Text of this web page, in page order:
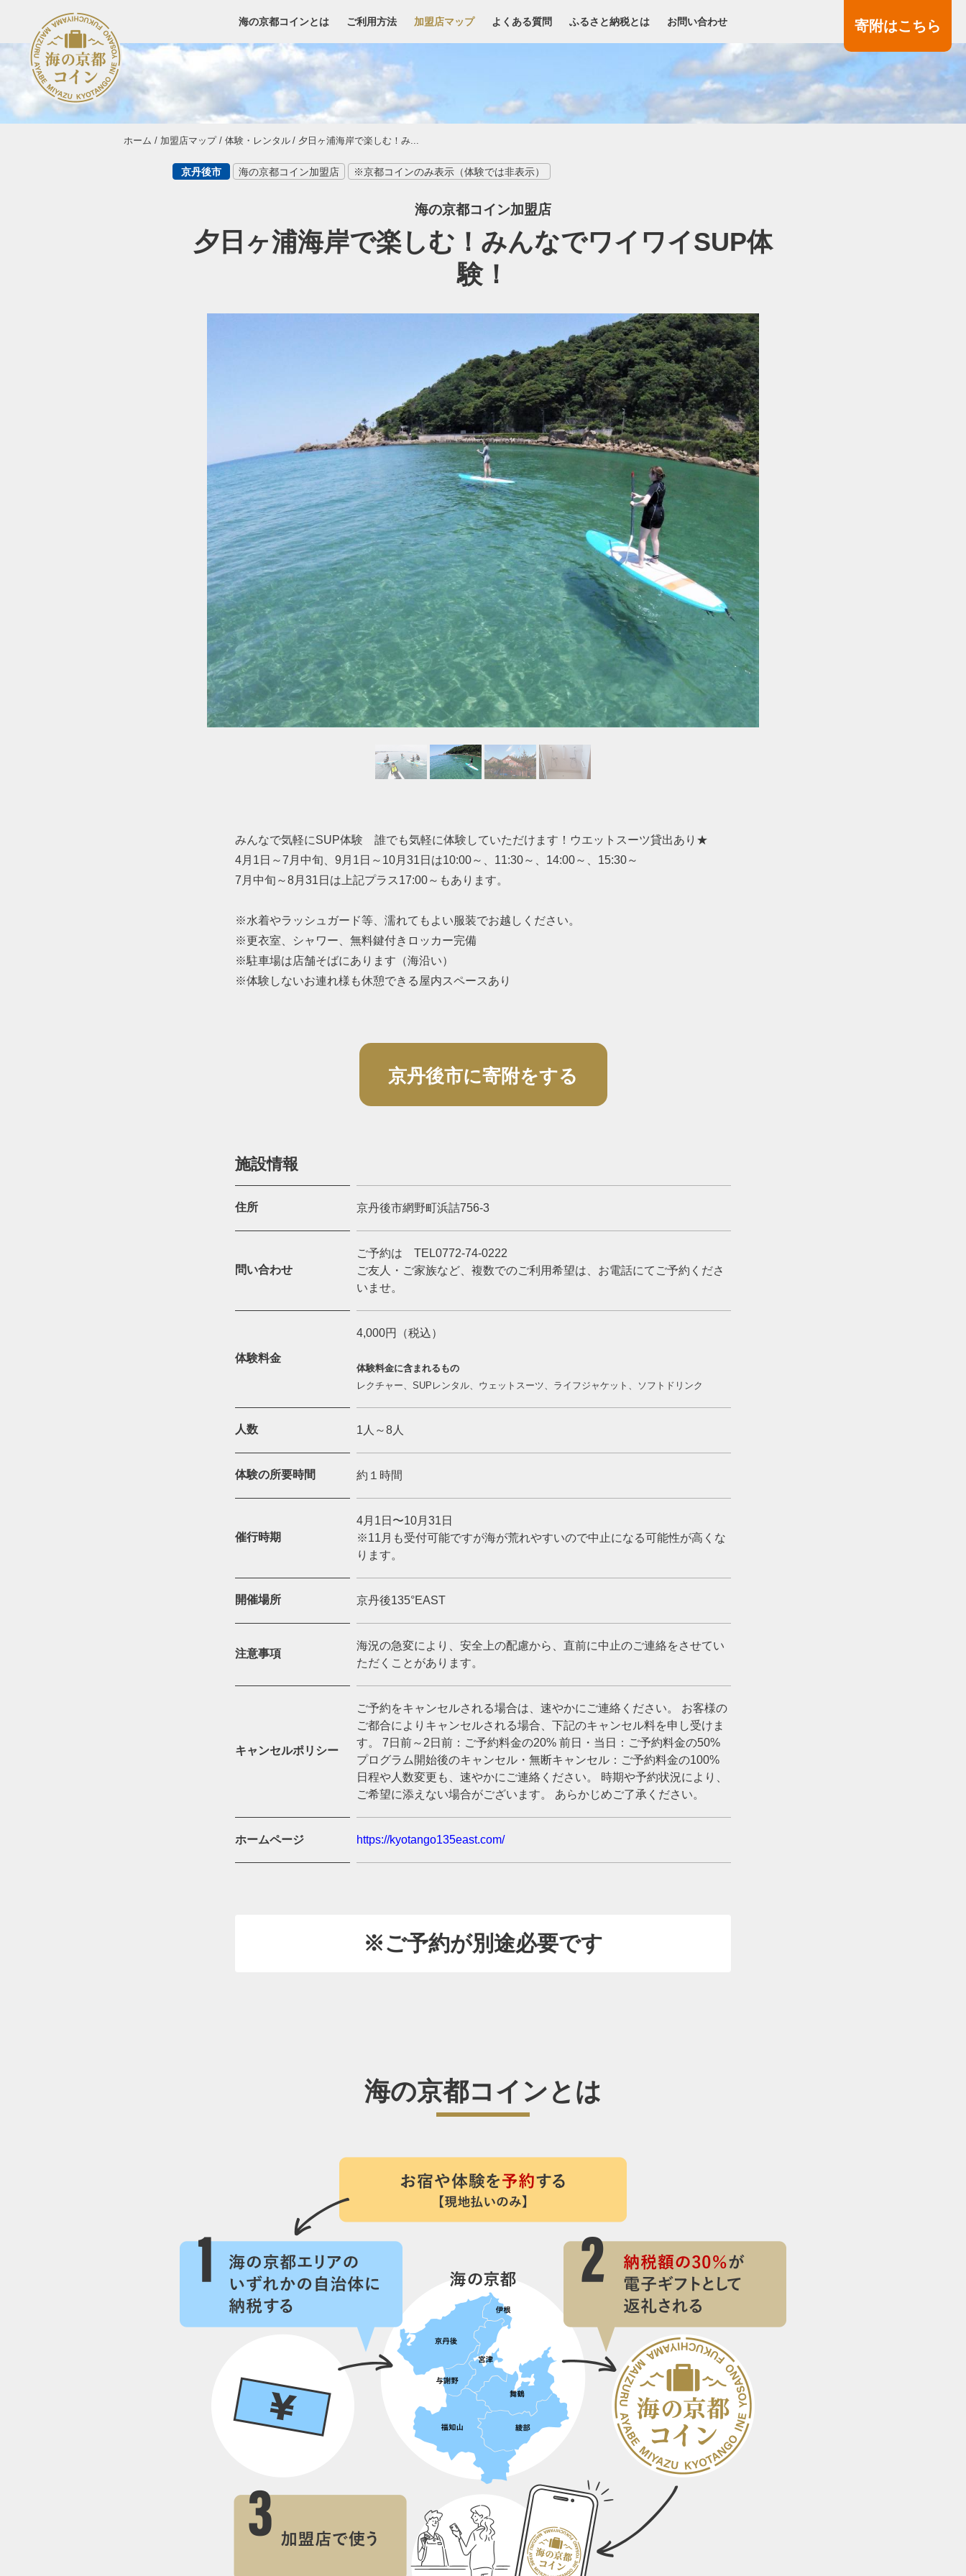
海の京都コインとは ご利用方法 加盟店マップ よくある質問 ふるさと納税とは お問い合わせ 寄附はこちら
ホーム 加盟店マップ 体験・レンタル 夕日ヶ浦海岸で楽しむ！み...
京丹後市 海の京都コイン加盟店 ※京都コインのみ表示（体験では非表示）
海の京都コイン加盟店
夕日ヶ浦海岸で楽しむ！みんなでワイワイSUP体
験！
みんなで気軽にSUP体験 誰でも気軽に体験していただけます！ウエットスーツ貸出あり★
4月1日～7月中旬、9月1日～10月31日は10:00～、11:30～、14:00～、15:30～
7月中旬～8月31日は上記プラス17:00～もあります。
※水着やラッシュガード等、濡れてもよい服装でお越しください。
※更衣室、シャワー、無料鍵付きロッカー完備
※駐車場は店舗そばにあります（海沿い）
※体験しないお連れ様も休憩できる屋内スペースあり
京丹後市に寄附をする
施設情報
住所 京丹後市網野町浜詰756-3
問い合わせ
ご予約は TEL0772-74-0222
ご友人・ご家族など、複数でのご利用希望は、お電話にてご予約くださ
いませ。
体験料金
4,000円（税込）
体験料金に含まれるもの
レクチャー、SUPレンタル、ウェットスーツ、ライフジャケット、ソフトドリンク
人数 1人～8人
体験の所要時間 約１時間
催行時期
4月1日〜10月31日
※11月も受付可能ですが海が荒れやすいので中止になる可能性が高くな
ります。
開催場所 京丹後135°EAST
注意事項
海況の急変により、安全上の配慮から、直前に中止のご連絡をさせてい
ただくことがあります。
キャンセルポリシー
ご予約をキャンセルされる場合は、速やかにご連絡ください。 お客様の
ご都合によりキャンセルされる場合、下記のキャンセル料を申し受けま
す。 7日前～2日前：ご予約料金の20% 前日・当日：ご予約料金の50%
プログラム開始後のキャンセル・無断キャンセル：ご予約料金の100%
日程や人数変更も、速やかにご連絡ください。 時期や予約状況により、
ご希望に添えない場合がございます。 あらかじめご了承ください。
ホームページ https://kyotango135east.com/
※ご予約が別途必要です
海の京都コインとは